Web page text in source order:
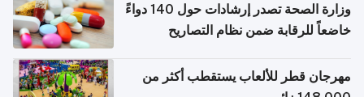
وزارة الصحة تصدر إرشادات حول 140 دواءً
خاضعاً للرقابة ضمن نظام التصاريح
مهرجان قطر للألعاب يستقطب أكثر من